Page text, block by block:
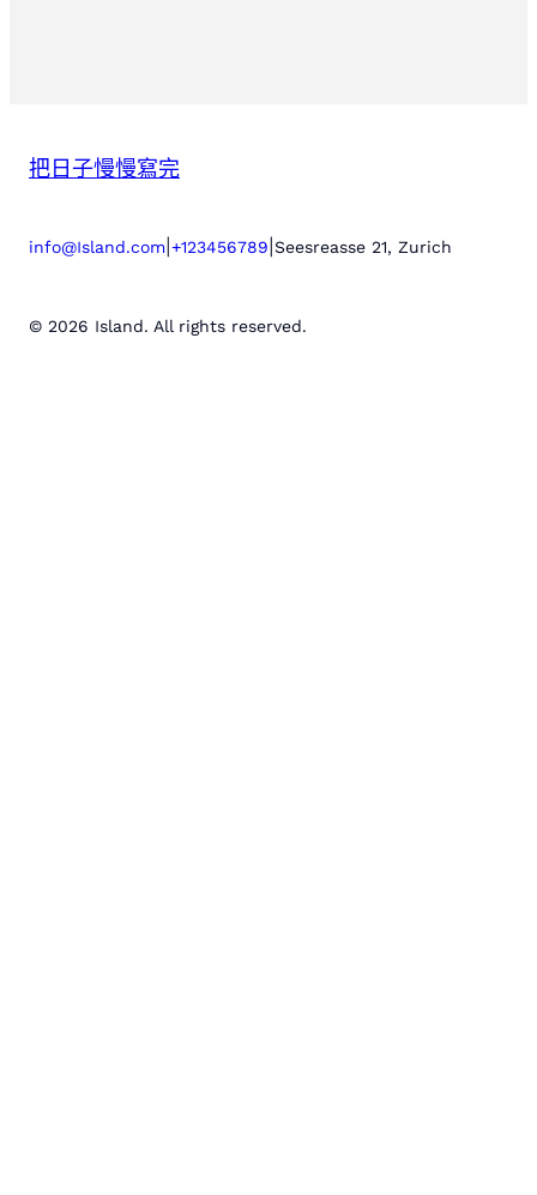
把日子慢慢寫完
info@Island.com +123456789 Seesreasse 21, Zurich
© 2026 Island. All rights reserved.